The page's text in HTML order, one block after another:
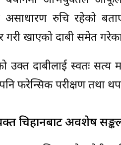
असाधारण रुचि रहेको
गरी खाएको दाबी समेत
उक्त दाबीलाई स्वतः
फरेन्सिक परीक्षण तथा
चिहानबाट अवशेष